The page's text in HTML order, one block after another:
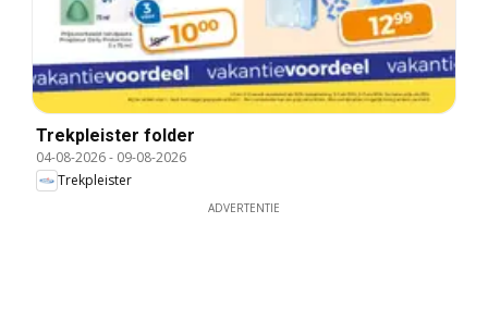
Trekpleister folder
04-08-2026- 09-08-2026
Trekpleister
ADVERTENTIE